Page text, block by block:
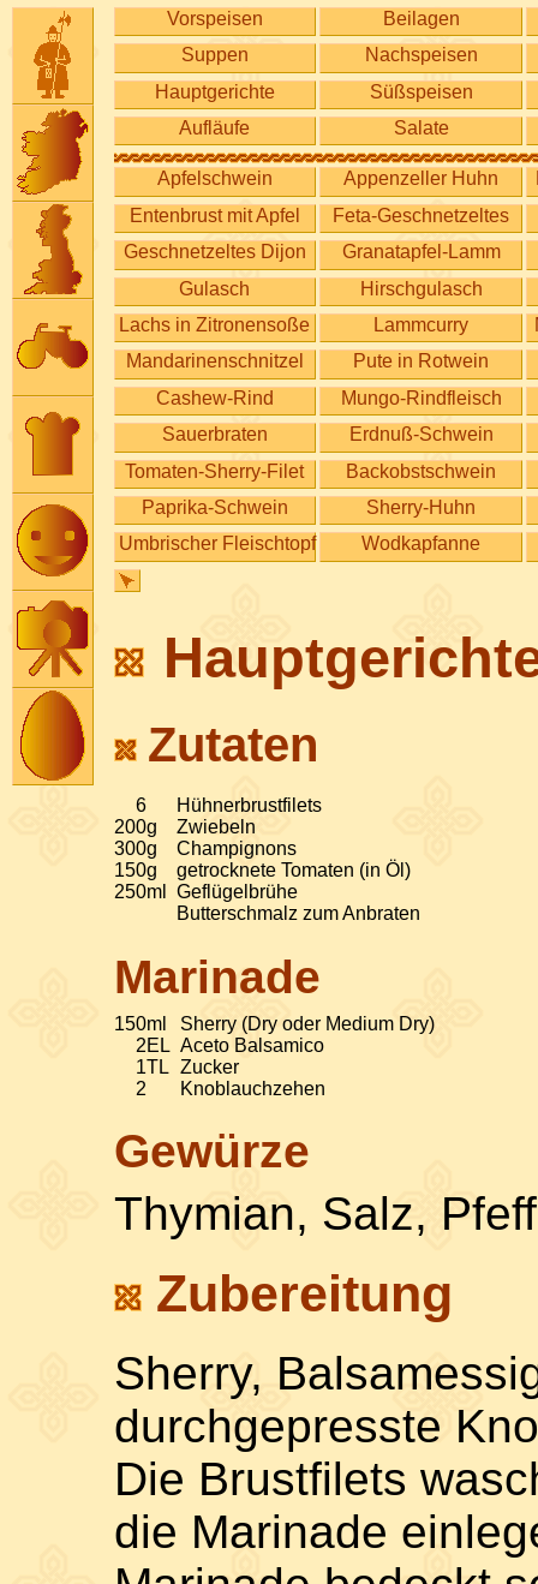
Vorspeisen
Beilagen
Suppen
Nachspeisen
Hauptgerichte
Süßspeisen
Aufläufe
Salate
Apfelschwein Appenzeller Huhn
Entenbrust mit Apfel
Feta-Geschnetzeltes
Geschnetzeltes Dijon
Granatapfel-Lamm
Gulasch
Hirschgulasch
Lachs in Zitronensoße
Lammcurry
Mandarinenschnitzel
Pute in Rotwein
Cashew-Rind
Mungo-Rindfleisch
Sauerbraten
Erdnuß-Schwein
Tomaten-Sherry-Filet
Backobstschwein
Paprika-Schwein
Sherry-Huhn
Umbrischer Fleischtopf
Wodkapfanne
Zutaten
6
Hühnerbrustfilets
200g
Zwiebeln
300g
Champignons
150g
getrocknete Tomaten (in Öl)
250ml
Geflügelbrühe
Butterschmalz zum Anbraten
Marinade
150ml
Sherry (Dry oder Medium Dry)
2EL Aceto Balsamico
1TL Zucker
2
Knoblauchzehen
Gewürze
Thymian, Salz,
Zubereitung
Sherry,
durchgepresste
Die Brustfilets
die Marinade